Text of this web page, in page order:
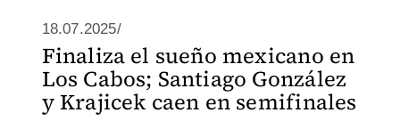
18.07.2025/
Finaliza el sueño mexicano en
Los Cabos; Santiago González
y Krajicek caen en semifinales